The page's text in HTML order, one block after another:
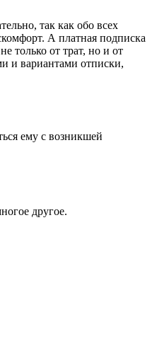
так как обо всех
А платная подписка
только от трат, но и от
и вариантами отписки,
ему с возникшей
другое.